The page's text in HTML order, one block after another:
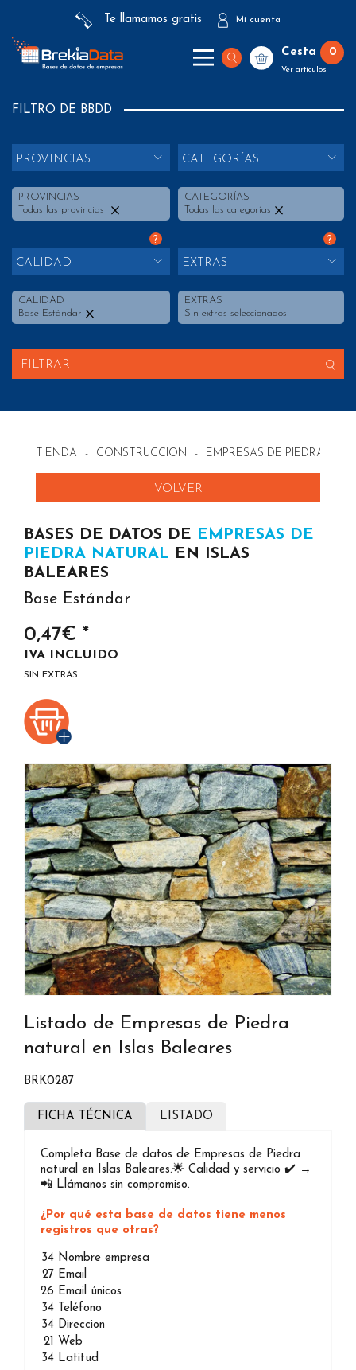
Te llamamos gratis Mi cuenta
Cesta 0
Ver artículos
FILTRO DE BBDD
PROVINCIAS
PROVINCIAS
Todas las provincias
CATEGORÍAS
CATEGORÍAS
Todas las categorías
?
CALIDAD
CALIDAD
Base Estándar
?
EXTRAS
EXTRAS
Sin extras seleccionados
FILTRAR
TIENDA - CONSTRUCCIÓN - EMPRESAS DE PIEDRA
VOLVER
BASES DE DATOS DE EMPRESAS DE
PIEDRA NATURAL EN ISLAS
BALEARES
Base Estándar
0,47€ *
IVA INCLUIDO
SIN EXTRAS
Listado de Empresas de Piedra
natural en Islas Baleares
BRK0287
FICHA TÉCNICA LISTADO
Completa Base de datos de Empresas de Piedra
natural en Islas Baleares.🌟 Calidad y servicio ✔️ →
📲 Llámanos sin compromiso.
¿Por qué esta base de datos tiene menos
registros que otras?
34 Nombre empresa
27 Email
26 Email únicos
34
Teléfono
34 Direccion
21 Web
34 Latitud